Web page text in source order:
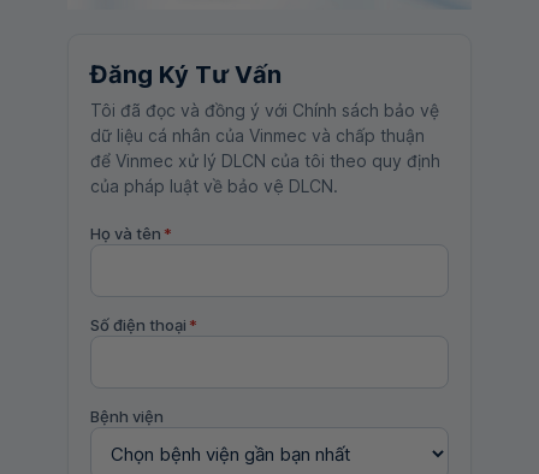
Đăng Ký Tư Vấn
Tôi đã đọc và đồng ý với Chính sách bảo vệ
dữ liệu cá nhân của Vinmec và chấp thuận
để Vinmec xử lý DLCN của tôi theo quy định
của pháp luật về bảo vệ DLCN.
Họ và tên *
Số điện thoại *
Bệnh viện